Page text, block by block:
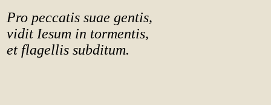
Pro peccatis suae gentis,
vidit Iesum in tormentis,
et flagellis subditum.